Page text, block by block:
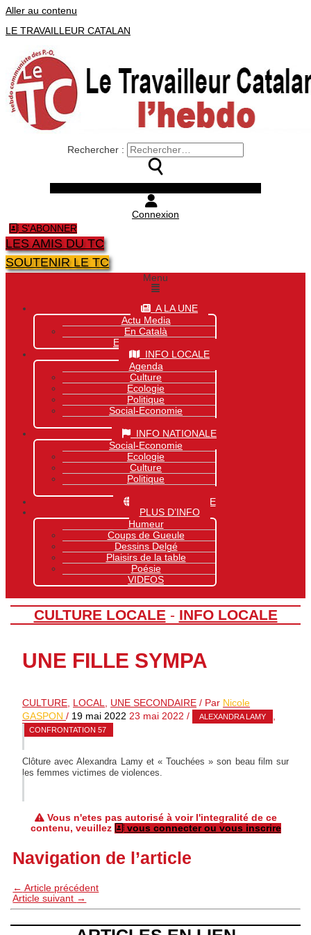
Aller au contenu
LE TRAVAILLEUR CATALAN
Rechercher :
Connexion
S'ABONNER
LES AMIS DU TC
SOUTENIR LE TC
Menu
A LA UNE
Actu Media
En Català
Exclusivité Site
INFO LOCALE
Agenda
Culture
Ecologie
Politique
Social-Economie
INFO NATIONALE
Social-Economie
Ecologie
Culture
Politique
INFO MONDIALE
PLUS D’INFO
Humeur
Coups de Gueule
Dessins Delgé
Plaisirs de la table
Poésie
VIDEOS
CULTURE LOCALE- INFO LOCALE
UNE FILLE SYMPA
CULTURE, LOCAL, UNE SECONDAIRE / Par Nicole
GASPON / 19 mai 2022 23 mai 2022 / ALEXANDRA LAMY ,
CONFRONTATION 57
Clôture avec Alexandra Lamy et « Touchées » son beau film sur
les femmes victimes de violences.
Vous n'etes pas autorisé à voir l'integralité de ce
contenu, veuillez
vous connecter ou vous inscrire
Navigation de l’article
← Article précédent
Article suivant →